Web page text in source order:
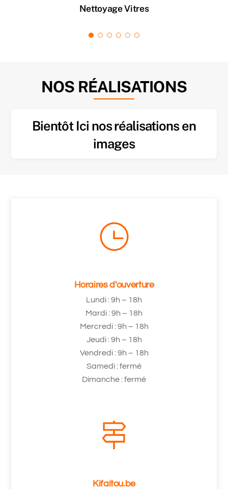
Nettoyage Vitres
NOS RÉALISATIONS
Bientôt Ici nos réalisations en
images
Horaires d'ouverture
Lundi : 9h – 18h
Mardi : 9h – 18h
Mercredi : 9h – 18h
Jeudi : 9h – 18h
Vendredi : 9h – 18h
Samedi : fermé
Dimanche : fermé
Kifaitou.be